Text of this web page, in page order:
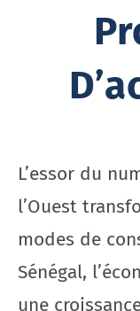
L’essor du
l’Ouest
modes de
Sénégal,
une